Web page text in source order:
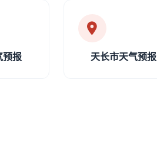
预报 天长市天气预报